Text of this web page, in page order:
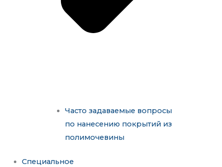
Часто задаваемые вопросы
по нанесению покрытий из
полимочевины
Специальное